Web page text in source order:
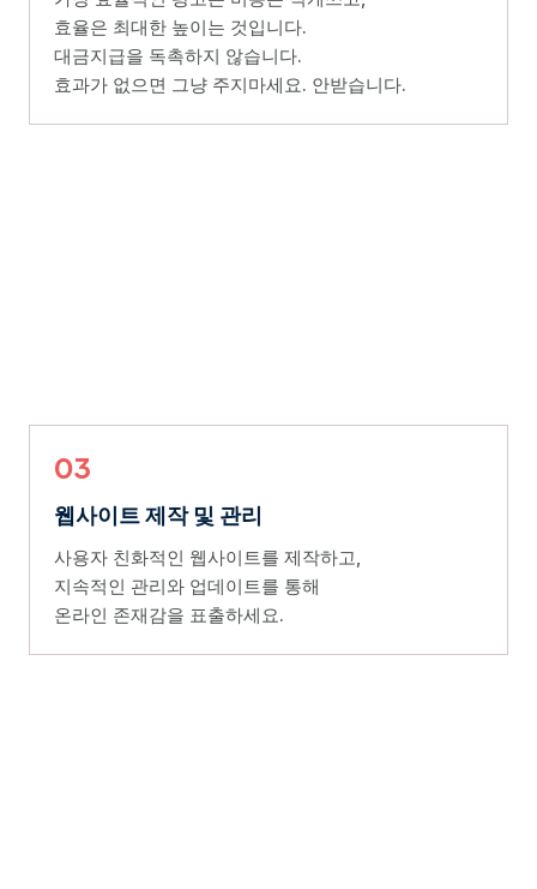
효율은 최대한 높이는 것입니다.
대금지급을 독촉하지 않습니다.
효과가 없으면 그냥 주지마세요. 안받습니다.
03
웹사이트 제작 및 관리
사용자 친화적인 웹사이트를 제작하고,
지속적인 관리와 업데이트를 통해
온라인 존재감을 표출하세요.